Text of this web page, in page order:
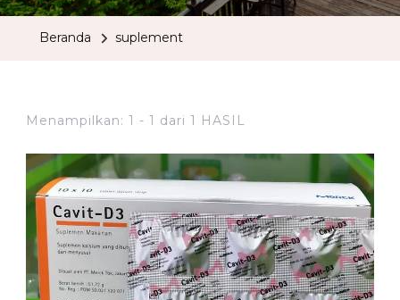
Beranda suplement
Menampilkan: 1 - 1 dari 1 HASIL